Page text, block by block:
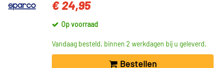
€ 24,95
Op voorraad
Vandaag besteld, binnen 2 werkdagen bij u geleverd.
Bestellen